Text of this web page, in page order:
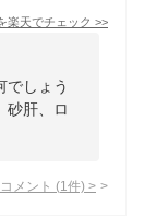
楽天でチェック >>
でしょう
砂肝、ロ
メント (1 件) >